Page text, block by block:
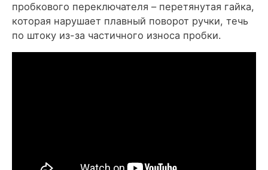
пробкового переключателя – перетянутая гайка,
которая нарушает плавный поворот ручки, течь
по штоку из-за частичного износа пробки.